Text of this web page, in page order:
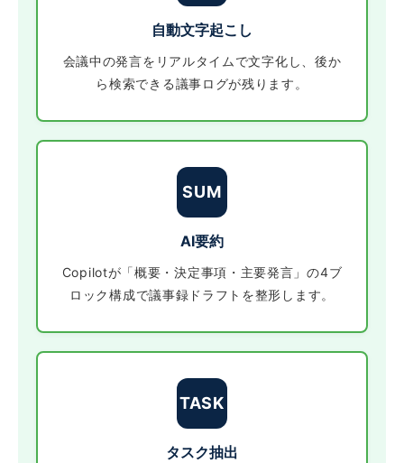
自動文字起こし
会議中の発言をリアルタイムで文字化し、後か
ら検索できる議事ログが残ります。
SUM
AI要約
Copilotが「概要・決定事項・主要発言」の4ブ
ロック構成で議事録ドラフトを整形します。
TASK
タスク抽出